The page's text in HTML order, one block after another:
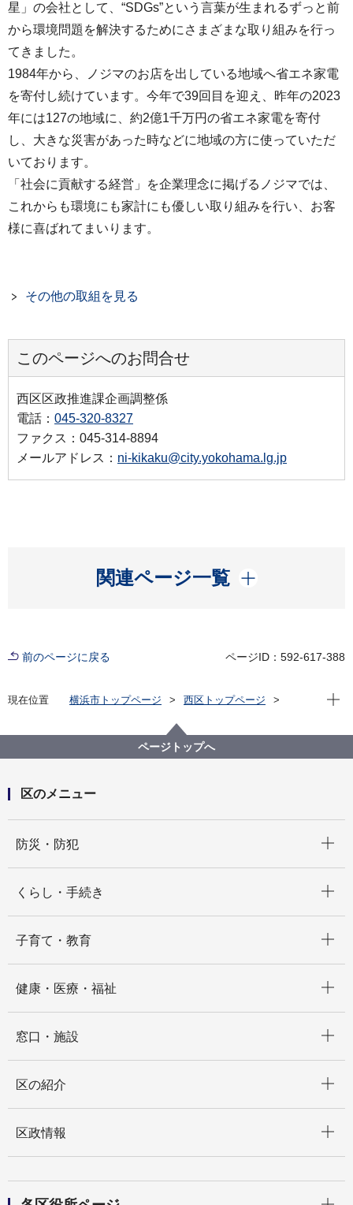
星」の会社として、“SDGs”という言葉が生まれるずっと前
から環境問題を解決するためにさまざまな取り組みを行っ
てきました。
1984年から、ノジマのお店を出している地域へ省エネ家電
を寄付し続けています。今年で39回目を迎え、昨年の2023
年には127の地域に、約2億1千万円の省エネ家電を寄付
し、大きな災害があった時などに地域の方に使っていただ
いております。
「社会に貢献する経営」を企業理念に掲げるノジマでは、
これからも環境にも家計にも優しい取り組みを行い、お客
様に喜ばれてまいります。
その他の取組を見る
このページへのお問合せ
西区区政推進課企画調整係
電話： 045-320-8327
ファクス：045-314-8894
メールアドレス： ni-kikaku@city.yokohama.lg.jp
関連ページ一覧
開く
前のページに戻る ページID：592-617-388
現在位置 横浜市トップページ
西区トップページ
環境に優しい行動の推進
にしくSDGsチャレンジ【アーカイブ】
株式会社ノジマ
現在
ページトップへ
区のメニュー
防災・防犯
くらし・手続き
子育て・教育
健康・医療・福祉
窓口・施設
区の紹介
区政情報